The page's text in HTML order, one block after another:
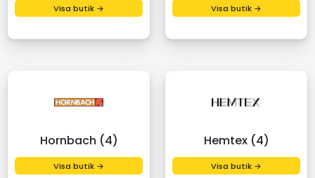
Visa butik → Visa butik →
Hornbach (4)
Visa butik →
Hemtex (4)
Visa butik →